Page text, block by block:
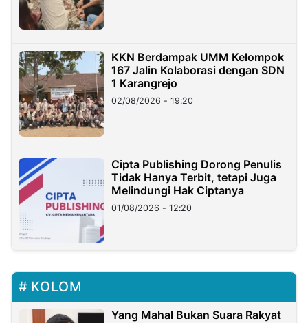
KKN Berdampak UMM Kelompok
167 Jalin Kolaborasi dengan SDN
1 Karangrejo
02/08/2026 - 19:20
Cipta Publishing Dorong Penulis
Tidak Hanya Terbit, tetapi Juga
Melindungi Hak Ciptanya
01/08/2026 - 12:20
KOLOM
Yang Mahal Bukan Suara Rakyat